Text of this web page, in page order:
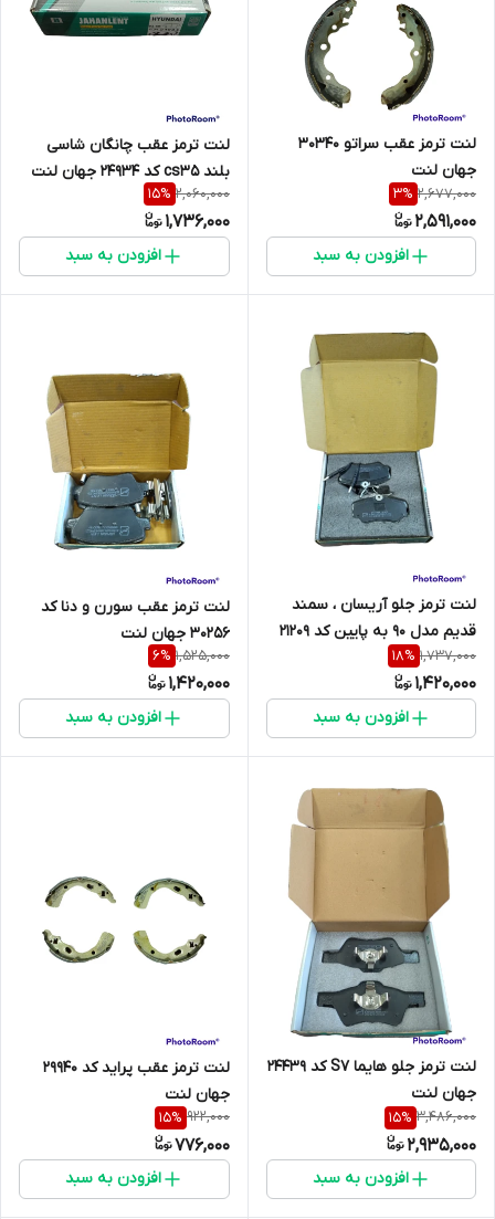
لنت ترمز عقب سراتو 30340
جهان لنت
2,677,000
3%
2,591,000
افزودن به سبد
لنت ترمز عقب چانگان شاسی
بلند cs35 کد 24934 جهان لنت
2,060,000
15%
1,736,000
افزودن به سبد
لنت ترمز جلو آریسان ، سمند
قدیم مدل 90 به پایین کد 21209
جهان لنت
1,737,000
18%
1,420,000
افزودن به سبد
لنت ترمز عقب سورن و دنا کد
30256 جهان لنت
1,525,000
6%
1,420,000
افزودن به سبد
لنت ترمز جلو هایما S7 کد 24439
جهان لنت
3,486,000
15%
2,935,000
افزودن به سبد
لنت ترمز عقب پراید کد 29940
جهان لنت
922,000
15%
776,000
افزودن به سبد